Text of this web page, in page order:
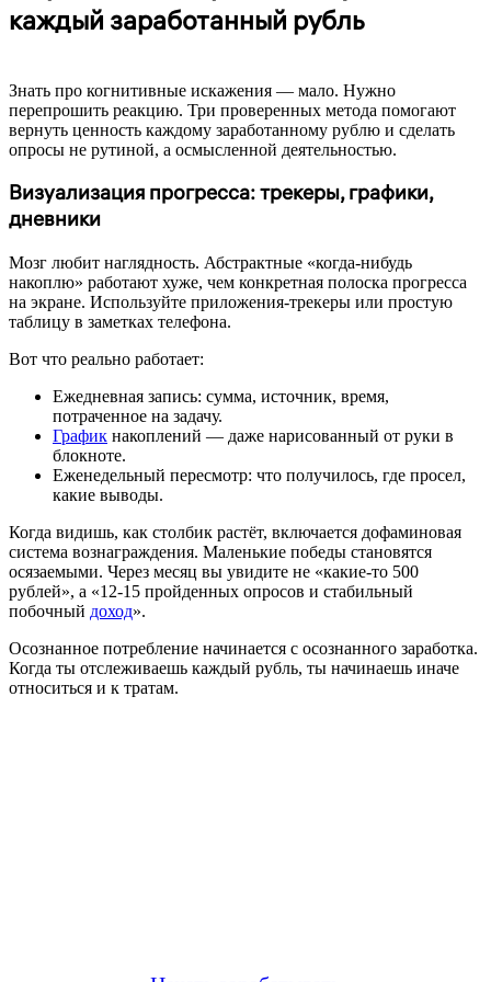
каждый заработанный рубль
Знать про когнитивные искажения — мало. Нужно
перепрошить реакцию. Три проверенных метода помогают
вернуть ценность каждому заработанному рублю и сделать
опросы не рутиной, а осмысленной деятельностью.
Визуализация прогресса: трекеры, графики,
дневники
Мозг любит наглядность. Абстрактные «когда-нибудь
накоплю» работают хуже, чем конкретная полоска прогресса
на экране. Используйте приложения-трекеры или простую
таблицу в заметках телефона.
Вот что реально работает:
Ежедневная запись: сумма, источник, время,
потраченное на задачу.
График накоплений — даже нарисованный от руки в
блокноте.
Еженедельный пересмотр: что получилось, где просел,
какие выводы.
Когда видишь, как столбик растёт, включается дофаминовая
система вознаграждения. Маленькие победы становятся
осязаемыми. Через месяц вы увидите не «какие-то 500
рублей», а «12-15 пройденных опросов и стабильный
побочный доход».
Осознанное потребление начинается с осознанного заработка.
Когда ты отслеживаешь каждый рубль, ты начинаешь иначе
относиться и к тратам.